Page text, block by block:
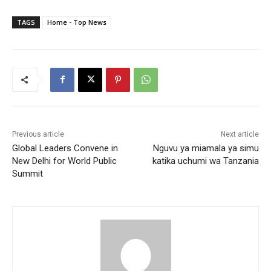
TAGS Home - Top News
Previous article
Global Leaders Convene in
New Delhi for World Public
Summit
Next article
Nguvu ya miamala ya simu
katika uchumi wa Tanzania